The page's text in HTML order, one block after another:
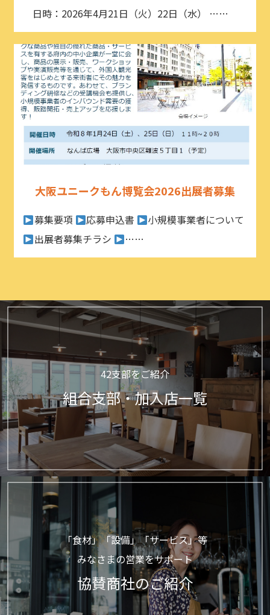
日時：2026年4月21日（火）22日（水） ……
大阪ユニークもん博覧会2026出展者募集
募集要項 応募申込書
小規模事業者について
出展者募集チラシ
……
42支部をご紹介
組合支部・加入店一覧
「食材」「設備」「サービス」等
みなさまの営業をサポート
協賛商社のご紹介